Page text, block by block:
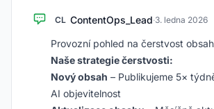
CL ContentOps_Lead·3. ledna 2026
Provozní pohled na čerstvost
Naše strategie čerstvosti:
Nový obsah – Publikujeme 5×
AI objevitelnost